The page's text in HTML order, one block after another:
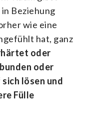
Beziehung
wie eine
hat, ganz
oder
oder
lösen und
Fülle